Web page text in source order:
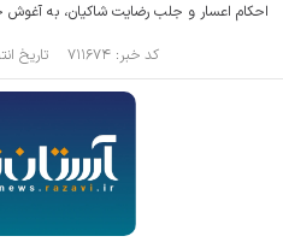
احکام اعسار و جلب رضایت شاکیان، به آغوش
کد خبر: ۷۱۱۶۷۴ تاریخ انتشار : ۱۴۰۵/۰۵/۰۶